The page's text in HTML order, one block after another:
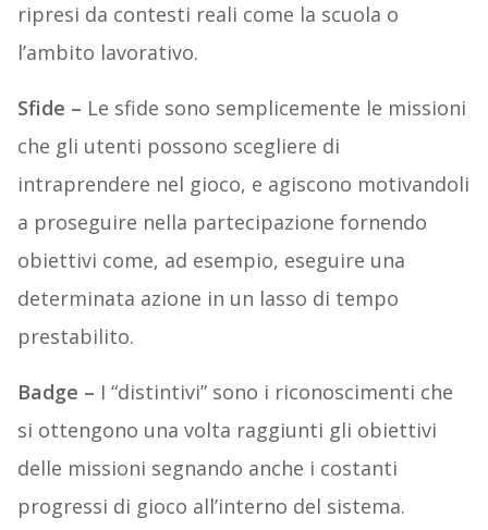
ripresi da contesti reali come la scuola o
l’ambito lavorativo.
Sfide – Le sfide sono semplicemente le missioni
che gli utenti possono scegliere di
intraprendere nel gioco, e agiscono motivandoli
a proseguire nella partecipazione fornendo
obiettivi come, ad esempio, eseguire una
determinata azione in un lasso di tempo
prestabilito.
Badge – I “distintivi” sono i riconoscimenti che
si ottengono una volta raggiunti gli obiettivi
delle missioni segnando anche i costanti
progressi di gioco all’interno del sistema.